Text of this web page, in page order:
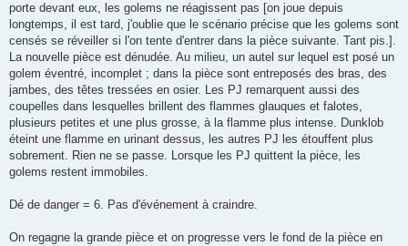
porte devant eux, les golems ne réagissent pas [on joue depuis
longtemps, il est tard, j'oublie que le scénario précise que les golems sont
censés se réveiller si l'on tente d'entrer dans la pièce suivante. Tant pis.].
La nouvelle pièce est dénudée. Au milieu, un autel sur lequel est posé un
golem éventré, incomplet ; dans la pièce sont entreposés des bras, des
jambes, des têtes tressées en osier. Les PJ remarquent aussi des
coupelles dans lesquelles brillent des flammes glauques et falotes,
plusieurs petites et une plus grosse, à la flamme plus intense. Dunklob
éteint une flamme en urinant dessus, les autres PJ les étouffent plus
sobrement. Rien ne se passe. Lorsque les PJ quittent la pièce, les
golems restent immobiles.
Dé de danger = 6. Pas d'événement à craindre.
On regagne la grande pièce et on progresse vers le fond de la pièce en